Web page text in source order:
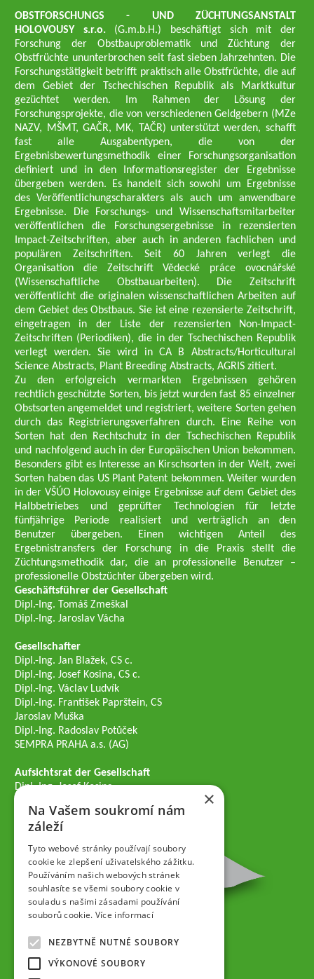
OBSTFORSCHUNGS - UND ZÜCHTUNGSANSTALT
HOLOVOUSY s.r.o. (G.m.b.H.) beschäftigt sich mit der
Forschung der Obstbauproblematik und Züchtung der
Obstfrüchte ununterbrochen seit fast sieben Jahrzehnten. Die
Forschungstätigkeit betrifft praktisch alle Obstfrüchte, die auf
dem Gebiet der Tschechischen Republik als Marktkultur
gezüchtet werden. Im Rahmen der Lösung der
Forschungsprojekte, die von verschiedenen Geldgebern (MZe
NAZV, MŠMT, GAČR, MK, TAČR) unterstützt werden, schafft
fast alle Ausgabentypen, die von der
Ergebnisbewertungsmethodik einer Forschungsorganisation
definiert und in den Informationsregister der Ergebnisse
übergeben werden. Es handelt sich sowohl um Ergebnisse
des Veröffentlichungscharakters als auch um anwendbare
Ergebnisse. Die Forschungs- und Wissenschaftsmitarbeiter
veröffentlichen die Forschungsergebnisse in rezensierten
Impact-Zeitschriften, aber auch in anderen fachlichen und
populären Zeitschriften. Seit 60 Jahren verlegt die
Organisation die Zeitschrift Vědecké práce ovocnářské
(Wissenschaftliche Obstbauarbeiten). Die Zeitschrift
veröffentlicht die originalen wissenschaftlichen Arbeiten auf
dem Gebiet des Obstbaus. Sie ist eine rezensierte Zeitschrift,
eingetragen in der Liste der rezensierten Non-Impact-
Zeitschriften (Periodiken), die in der Tschechischen Republik
verlegt werden. Sie wird in CA B Abstracts/Horticultural
Science Abstracts, Plant Breeding Abstracts, AGRIS zitiert.
Zu den erfolgreich vermarkten Ergebnissen gehören
rechtlich geschützte Sorten, bis jetzt wurden fast 85 einzelner
Obstsorten angemeldet und registriert, weitere Sorten gehen
durch das Registrierungsverfahren durch. Eine Reihe von
Sorten hat den Rechtschutz in der Tschechischen Republik
und nachfolgend auch in der Europäischen Union bekommen.
Besonders gibt es Interesse an Kirschsorten in der Welt, zwei
Sorten haben das US Plant Patent bekommen. Weiter wurden
in der VŠÚO Holovousy einige Ergebnisse auf dem Gebiet des
Halbbetriebes und geprüfter Technologien für letzte
fünfjährige Periode realisiert und verträglich an den
Benutzer übergeben. Einen wichtigen Anteil des
Ergebnistransfers der Forschung in die Praxis stellt die
Züchtungsmethodik dar, die an professionelle Benutzer –
professionelle Obstzüchter übergeben wird.
Geschäftsführer der Gesellschaft
Dipl.-Ing. Tomáš Zmeškal
Dipl.-Ing. Jaroslav Vácha
Gesellschafter
Dipl.-Ing. Jan Blažek, CS c.
Dipl.-Ing. Josef Kosina, CS c.
Dipl.-Ing. Václav Ludvík
Dipl.-Ing. František Paprštein, CS
Jaroslav Muška
Dipl.-Ing. Radoslav Potůček
SEMPRA PRAHA a.s. (AG)
Aufsichtsrat der Gesellschaft
Dipl.-Ing. Josef Kosina
Mgr. Hana Vránová
×
Na Vašem soukromí nám
záleží
Tyto webové stránky používají soubory
cookie ke zlepšení uživatelského zážitku.
Používáním našich webových stránek
souhlasíte se všemi soubory cookie v
souladu s našimi zásadami používání
souborů cookie. Více informací
NEZBYTNĚ NUTNÉ SOUBORY
VÝKONOVÉ SOUBORY